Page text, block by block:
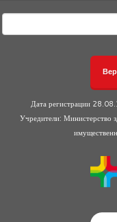
Дата регистрации
Учредители: Министерство